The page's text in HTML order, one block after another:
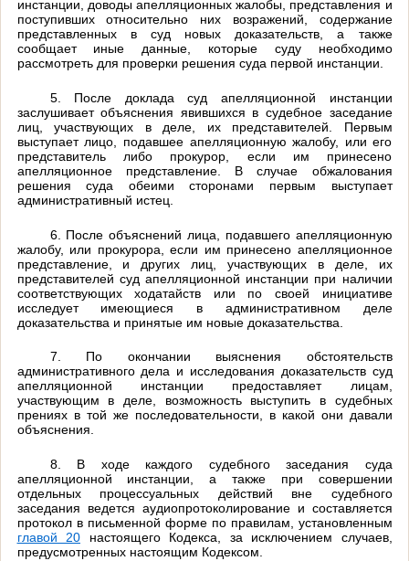
инстанции, доводы апелляционных жалобы, представления и
поступивших относительно них возражений, содержание
представленных в суд новых доказательств, а также
сообщает иные данные, которые суду необходимо
рассмотреть для проверки решения суда первой инстанции.
5. После доклада суд апелляционной инстанции
заслушивает объяснения явившихся в судебное заседание
лиц, участвующих в деле, их представителей. Первым
выступает лицо, подавшее апелляционную жалобу, или его
представитель либо прокурор, если им принесено
апелляционное представление. В случае обжалования
решения суда обеими сторонами первым выступает
административный истец.
6. После объяснений лица, подавшего апелляционную
жалобу, или прокурора, если им принесено апелляционное
представление, и других лиц, участвующих в деле, их
представителей суд апелляционной инстанции при наличии
соответствующих ходатайств или по своей инициативе
исследует имеющиеся в административном деле
доказательства и принятые им новые доказательства.
7. По окончании выяснения обстоятельств
административного дела и исследования доказательств суд
апелляционной инстанции предоставляет лицам,
участвующим в деле, возможность выступить в судебных
прениях в той же последовательности, в какой они давали
объяснения.
8. В ходе каждого судебного заседания суда
апелляционной инстанции, а также при совершении
отдельных процессуальных действий вне судебного
заседания ведется аудиопротоколирование и составляется
протокол в письменной форме по правилам, установленным
главой 20 настоящего Кодекса, за исключением случаев,
предусмотренных настоящим Кодексом.